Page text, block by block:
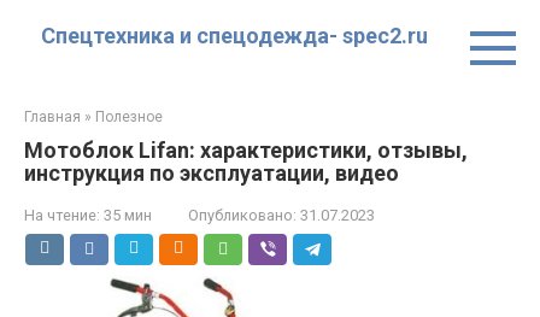
Спецтехника и спецодежда- spec2.ru
Главная » Полезное
Мотоблок Lifan: характеристики, отзывы,
инструкция по эксплуатации, видео
На чтение: 35 мин Опубликовано: 31.07.2023